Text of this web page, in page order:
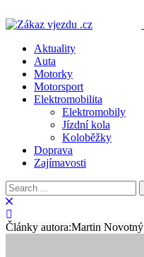
Aktuality
Auta
Motorky
Motorsport
Elektromobilita
Elektromobily
Jízdní kola
Koloběžky
Doprava
Zajímavosti
Články autora:Martin Novotný